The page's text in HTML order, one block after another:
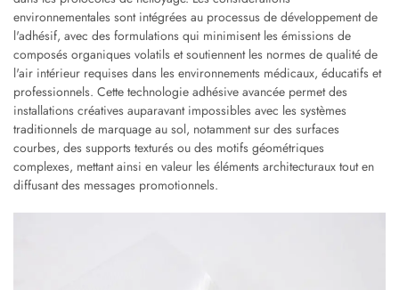
environnementales sont intégrées au processus de développement de
l'adhésif, avec des formulations qui minimisent les émissions de
composés organiques volatils et soutiennent les normes de qualité de
l'air intérieur requises dans les environnements médicaux, éducatifs et
professionnels. Cette technologie adhésive avancée permet des
installations créatives auparavant impossibles avec les systèmes
traditionnels de marquage au sol, notamment sur des surfaces
courbes, des supports texturés ou des motifs géométriques
complexes, mettant ainsi en valeur les éléments architecturaux tout en
diffusant des messages promotionnels.